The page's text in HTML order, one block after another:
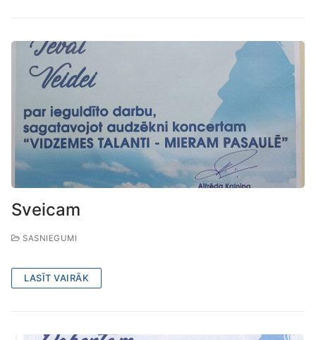
Sveicam
SASNIEGUMI
LASĪT VAIRĀK